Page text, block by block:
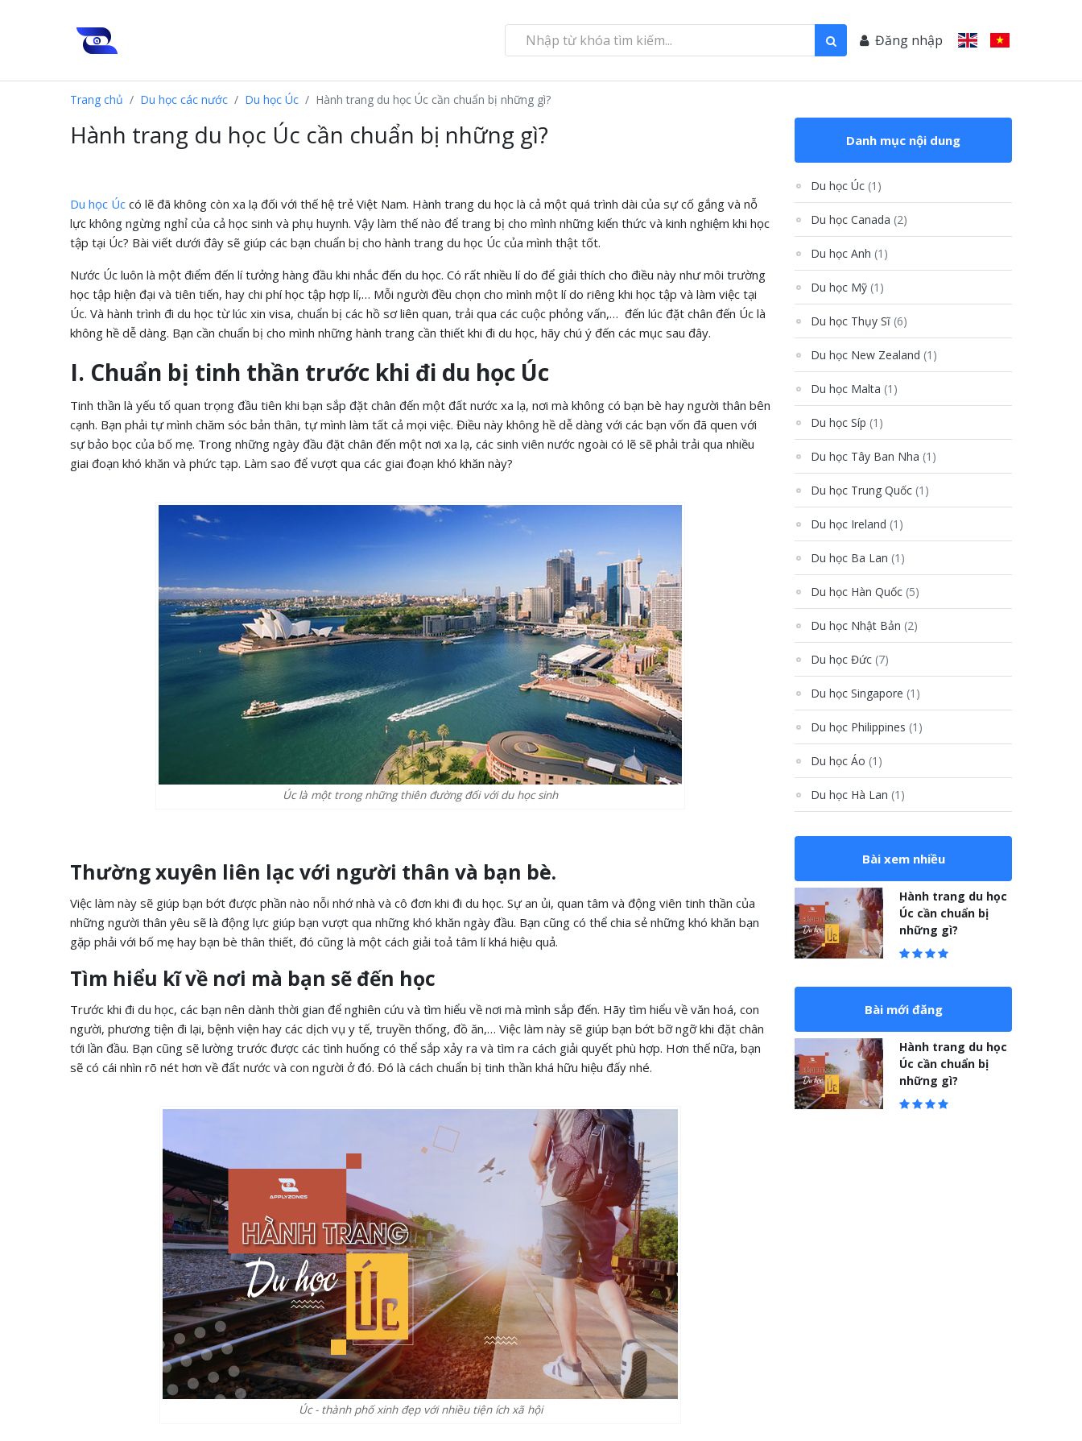
Đăng nhập
Trang chủ Du học các nước Du học Úc Hành trang du học Úc cần chuẩn bị những gì?
Hành trang du học Úc cần chuẩn bị những gì?
Du học Úc có lẽ đã không còn xa lạ đối với thế hệ trẻ Việt Nam. Hành trang du học là cả một quá trình dài của sự cố gắng và nỗ
lực không ngừng nghỉ của cả học sinh và phụ huynh. Vậy làm thế nào để trang bị cho mình những kiến thức và kinh nghiệm khi học
tập tại Úc? Bài viết dưới đây sẽ giúp các bạn chuẩn bị cho hành trang du học Úc của mình thật tốt.
Nước Úc luôn là một điểm đến lí tưởng hàng đầu khi nhắc đến du học. Có rất nhiều lí do để giải thích cho điều này như môi trường
học tập hiện đại và tiên tiến, hay chi phí học tập hợp lí,… Mỗi người đều chọn cho mình một lí do riêng khi học tập và làm việc tại
Úc. Và hành trình đi du học từ lúc xin visa, chuẩn bị các hồ sơ liên quan, trải qua các cuộc phỏng vấn,… đến lúc đặt chân đến Úc là
không hề dễ dàng. Bạn cần chuẩn bị cho mình những hành trang cần thiết khi đi du học, hãy chú ý đến các mục sau đây.
I. Chuẩn bị tinh thần trước khi đi du học Úc
Tinh thần là yếu tố quan trọng đầu tiên khi bạn sắp đặt chân đến một đất nước xa lạ, nơi mà không có bạn bè hay người thân bên
cạnh. Bạn phải tự mình chăm sóc bản thân, tự mình làm tất cả mọi việc. Điều này không hề dễ dàng với các bạn vốn đã quen với
sự bảo bọc của bố mẹ. Trong những ngày đầu đặt chân đến một nơi xa lạ, các sinh viên nước ngoài có lẽ sẽ phải trải qua nhiều
giai đoạn khó khăn và phức tạp. Làm sao để vượt qua các giai đoạn khó khăn này?
Úc là một trong những thiên đường đối với du học sinh
Thường xuyên liên lạc với người thân và bạn bè.
Việc làm này sẽ giúp bạn bớt được phần nào nỗi nhớ nhà và cô đơn khi đi du học. Sự an ủi, quan tâm và động viên tinh thần của
những người thân yêu sẽ là động lực giúp bạn vượt qua những khó khăn ngày đầu. Bạn cũng có thể chia sẻ những khó khăn bạn
gặp phải với bố mẹ hay bạn bè thân thiết, đó cũng là một cách giải toả tâm lí khá hiệu quả.
Tìm hiểu kĩ về nơi mà bạn sẽ đến học
Trước khi đi du học, các bạn nên dành thời gian để nghiên cứu và tìm hiểu về nơi mà mình sắp đến. Hãy tìm hiểu về văn hoá, con
người, phương tiện đi lại, bệnh viện hay các dịch vụ y tế, truyền thống, đồ ăn,… Việc làm này sẽ giúp bạn bớt bỡ ngỡ khi đặt chân
tới lần đầu. Bạn cũng sẽ lường trước được các tình huống có thể sắp xảy ra và tìm ra cách giải quyết phù hợp. Hơn thế nữa, bạn
sẽ có cái nhìn rõ nét hơn về đất nước và con người ở đó. Đó là cách chuẩn bị tinh thần khá hữu hiệu đấy nhé.
Úc - thành phố xinh đẹp với nhiều tiện ích xã hội
Danh mục nội dung
Du học Úc (1)
Du học Canada (2)
Du học Anh (1)
Du học Mỹ (1)
Du học Thụy Sĩ (6)
Du học New Zealand (1)
Du học Malta (1)
Du học Síp (1)
Du học Tây Ban Nha (1)
Du học Trung Quốc (1)
Du học Ireland (1)
Du học Ba Lan (1)
Du học Hàn Quốc (5)
Du học Nhật Bản (2)
Du học Đức (7)
Du học Singapore (1)
Du học Philippines (1)
Du học Áo (1)
Du học Hà Lan (1)
Bài xem nhiều
Hành trang du học
Úc cần chuẩn bị
những gì?
Bài mới đăng
Hành trang du học
Úc cần chuẩn bị
những gì?